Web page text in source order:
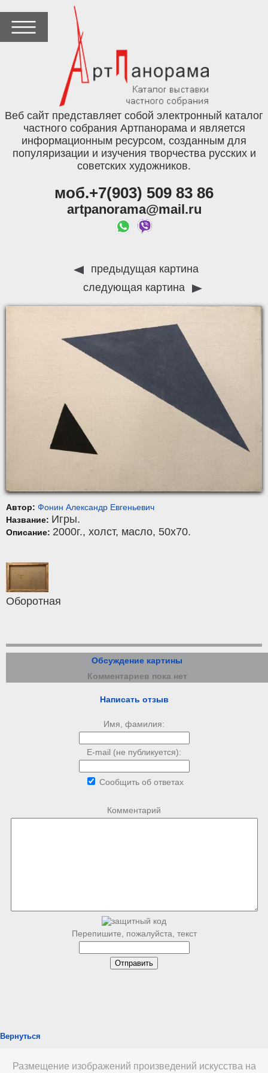
Веб сайт представляет собой электронный каталог
частного собрания Артпанорама и является
информационным ресурсом, созданным для
популяризации и изучения творчества русских и
советских художников.
моб.+7(903) 509 83 86
artpanorama@mail.ru
предыдущая картина
следующая картина
Автор: Фонин Александр Евгеньевич
Название: Игры.
Описание: 2000г., холст, масло, 50x70.
Оборотная
Обсуждение картины
Комментариев пока нет
Написать отзыв
Имя, фамилия:
E-mail (не публикуется):
Сообщить об ответах
Комментарий
Перепишите, пожалуйста, текст
Вернуться
Размещение изображений произведений искусства на